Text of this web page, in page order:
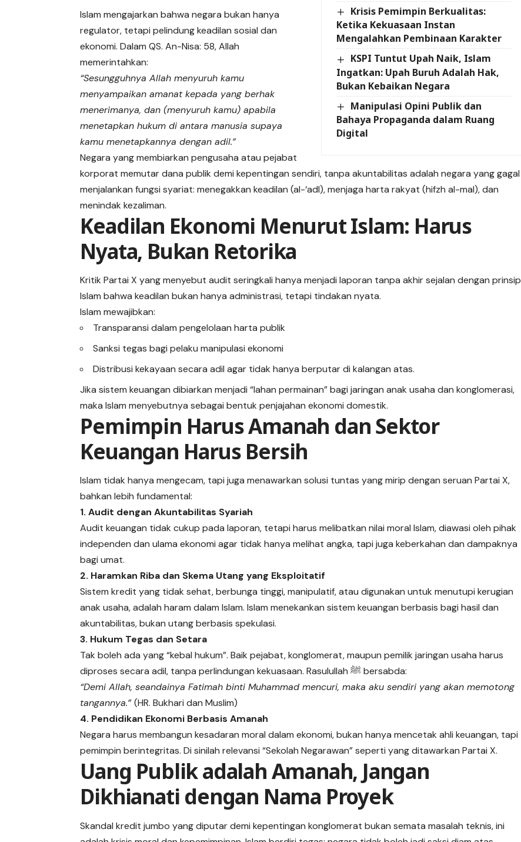
Krisis Pemimpin Berkualitas:
Ketika Kekuasaan Instan
Mengalahkan Pembinaan Karakter
KSPI Tuntut Upah Naik, Islam
Ingatkan: Upah Buruh Adalah Hak,
Bukan Kebaikan Negara
Manipulasi Opini Publik dan
Bahaya Propaganda dalam Ruang
Digital
Islam mengajarkan bahwa negara bukan hanya
regulator, tetapi pelindung keadilan sosial dan
ekonomi. Dalam QS. An-Nisa: 58, Allah
memerintahkan:
“Sesungguhnya Allah menyuruh kamu
menyampaikan amanat kepada yang berhak
menerimanya, dan (menyuruh kamu) apabila
menetapkan hukum di antara manusia supaya
kamu menetapkannya dengan adil.”
Negara yang membiarkan pengusaha atau pejabat
korporat memutar dana publik demi kepentingan sendiri, tanpa akuntabilitas adalah negara yang gagal
menjalankan fungsi syariat: menegakkan keadilan (al-‘adl), menjaga harta rakyat (hifzh al-mal), dan
menindak kezaliman.
Keadilan Ekonomi Menurut Islam: Harus
Nyata, Bukan Retorika
Kritik Partai X yang menyebut audit seringkali hanya menjadi laporan tanpa akhir sejalan dengan prinsip
Islam bahwa keadilan bukan hanya administrasi, tetapi tindakan nyata.
Islam mewajibkan:
Transparansi dalam pengelolaan harta publik
Sanksi tegas bagi pelaku manipulasi ekonomi
Distribusi kekayaan secara adil agar tidak hanya berputar di kalangan atas.
Jika sistem keuangan dibiarkan menjadi “lahan permainan” bagi jaringan anak usaha dan konglomerasi,
maka Islam menyebutnya sebagai bentuk penjajahan ekonomi domestik.
Pemimpin Harus Amanah dan Sektor
Keuangan Harus Bersih
Islam tidak hanya mengecam, tapi juga menawarkan solusi tuntas yang mirip dengan seruan Partai X,
bahkan lebih fundamental:
1. Audit dengan Akuntabilitas Syariah
Audit keuangan tidak cukup pada laporan, tetapi harus melibatkan nilai moral Islam, diawasi oleh pihak
independen dan ulama ekonomi agar tidak hanya melihat angka, tapi juga keberkahan dan dampaknya
bagi umat.
2. Haramkan Riba dan Skema Utang yang Eksploitatif
Sistem kredit yang tidak sehat, berbunga tinggi, manipulatif, atau digunakan untuk menutupi kerugian
anak usaha, adalah haram dalam Islam. Islam menekankan sistem keuangan berbasis bagi hasil dan
akuntabilitas, bukan utang berbasis spekulasi.
3. Hukum Tegas dan Setara
Tak boleh ada yang “kebal hukum”. Baik pejabat, konglomerat, maupun pemilik jaringan usaha harus
diproses secara adil, tanpa perlindungan kekuasaan. Rasulullah ﷺ bersabda:
“Demi Allah, seandainya Fatimah binti Muhammad mencuri, maka aku sendiri yang akan memotong
tangannya.”(HR. Bukhari dan Muslim)
4. Pendidikan Ekonomi Berbasis Amanah
Negara harus membangun kesadaran moral dalam ekonomi, bukan hanya mencetak ahli keuangan, tapi
pemimpin berintegritas. Di sinilah relevansi “Sekolah Negarawan” seperti yang ditawarkan Partai X.
Uang Publik adalah Amanah, Jangan
Dikhianati dengan Nama Proyek
Skandal kredit jumbo yang diputar demi kepentingan konglomerat bukan semata masalah teknis, ini